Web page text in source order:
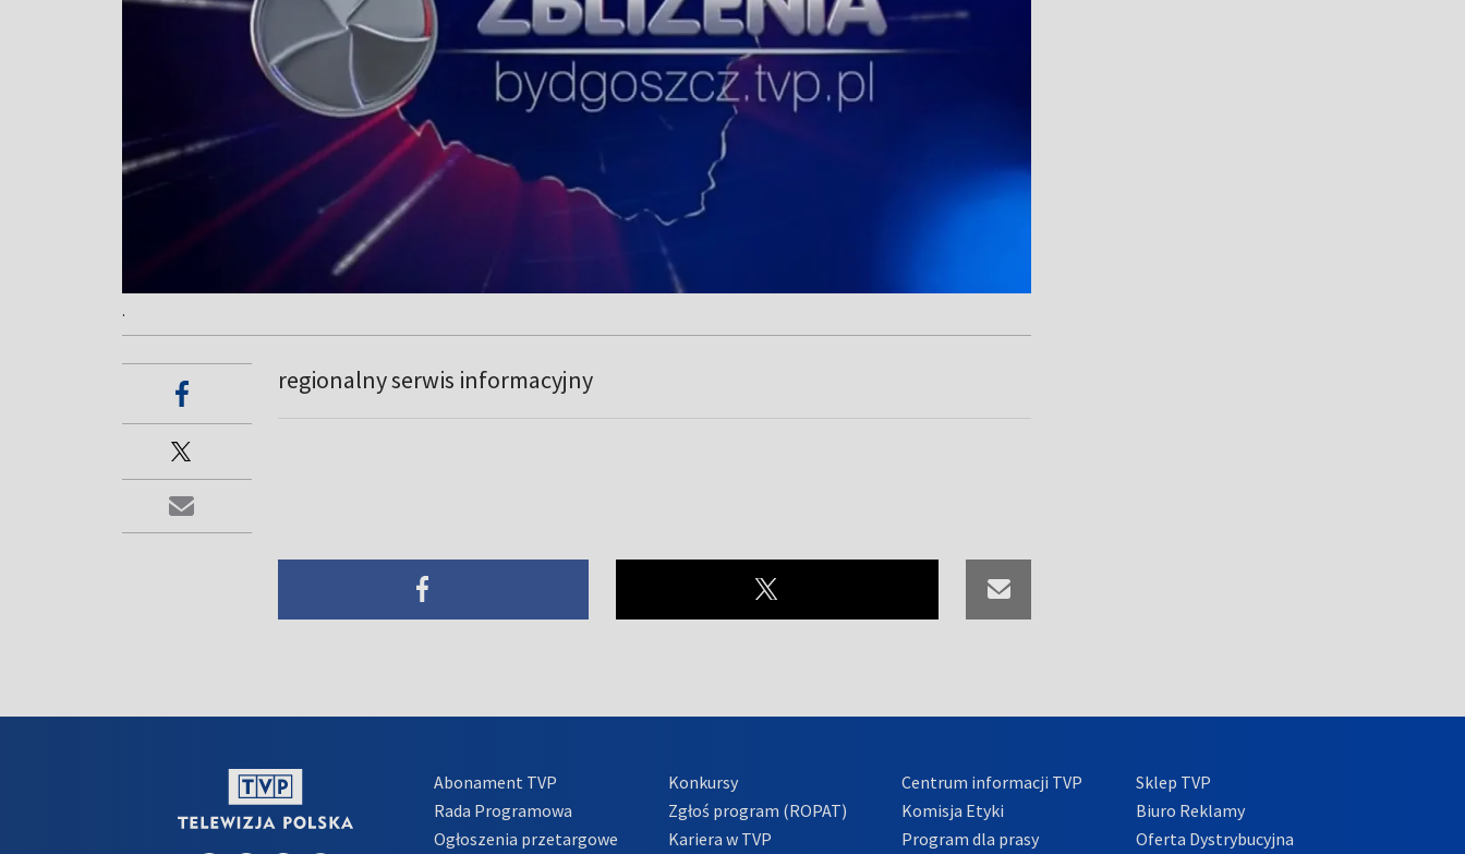
.
regionalny serwis informacyjny
Abonament TVP
Rada Programowa
Ogłoszenia przetargowe
Konkursy
Zgłoś program (ROPAT)
Kariera w TVP
Centrum informacji TVP
Komisja Etyki
Program dla prasy
Sklep TVP
Biuro Reklamy
Oferta Dystrybucyjna